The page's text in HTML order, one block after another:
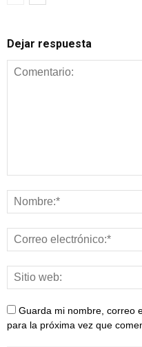
Dejar respuesta
Guarda mi nombre, correo
para la próxima vez que